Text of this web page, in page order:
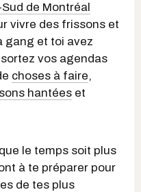
de Montréal
vivre des frissons et
gang et toi avez
vos agendas
choses à faire,
hantées et
le temps soit plus
à te préparer pour
de tes plus